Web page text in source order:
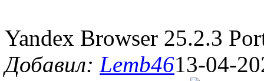
Yandex Browser 25.2.3
Добавил: Lemb4613-04-